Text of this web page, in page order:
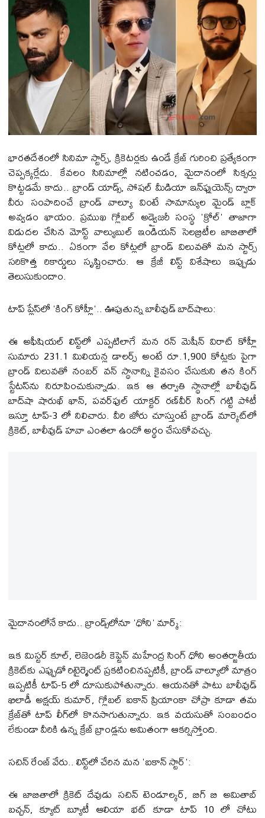
భారతదేశంలో సినిమా స్టార్స్, క్రికెటర్లకు ఉండే క్రేజ్ గురించి ప్రత్యేకంగా
చెప్పక్కర్లేదు. కేవలం సినిమాల్లో నటించడం, మైదానంలో సిక్సర్లు
కొట్టడమే కాదు.. బ్రాండ్ యాడ్స్, సోషల్ మీడియా ఇన్‌ఫ్లుయెన్స్ ద్వారా
వీరు సంపాదించే బ్రాండ్ వాల్యూ వింటే సామాన్యుల మైండ్ బ్లాక్
అవ్వడం ఖాయం. ప్రముఖ గ్లోబల్ అడ్వైజరీ సంస్థ 'క్రోల్' తాజాగా
విడుదల చేసిన మోస్ట్ వాల్యుబుల్ ఇండియన్ సెలబ్రిటీల జాబితాలో
కోట్లలో కాదు.. ఏకంగా వేల కోట్లలో బ్రాండ్ విలువతో మన స్టార్స్
సరికొత్త రికార్డులు సృష్టించారు. ఆ క్రేజీ లిస్ట్ విశేషాలు ఇప్పుడు
తెలుసుకుందాం.
టాప్ ప్లేస్‌లో 'కింగ్ కోహ్లీ'.. ఊపుతున్న బాలీవుడ్ బాద్‌షాలు:
ఈ అఫీషియల్ లిస్ట్‌లో ఎప్పటిలాగే మన రన్ మెషీన్ విరాట్ కోహ్లీ
సుమారు 231.1 మిలియన్ల డాలర్స్ అంటే రూ.1,900 కోట్లకు పైగా
బ్రాండ్ విలువతో నంబర్ వన్ స్థానాన్ని కైవసం చేసుకుని తన కింగ్
స్టేటస్‌ను నిరూపించుకున్నాడు. ఇక ఆ తర్వాతి స్థానాల్లో బాలీవుడ్
బాద్‌షా షారుఖ్ ఖాన్, పవర్‌ఫుల్ యాక్టర్ రణ్‌వీర్ సింగ్ గట్టి పోటీ
ఇస్తూ టాప్-3 లో నిలిచారు. వీరి జోరు చూస్తుంటే బ్రాండ్ మార్కెట్‌లో
క్రికెట్, బాలీవుడ్ హవా ఎంతలా ఉందో అర్థం చేసుకోవచ్చు.
మైదానంలోనే కాదు.. బ్రాండ్స్‌లోనూ 'ధోని' మార్క్:
ఇక మిస్టర్ కూల్, లెజెండరీ కెప్టెన్ మహేంద్ర సింగ్ ధోని అంతర్జాతీయ
క్రికెట్‌కు ఎప్పుడో రిటైర్మెంట్ ప్రకటించినప్పటికీ, బ్రాండ్ వాల్యూలో మాత్రం
ఇప్పటికీ టాప్-5 లో దూసుకుపోతున్నారు. ఆయనతో పాటు బాలీవుడ్
ఖిలాడీ అక్షయ్ కుమార్, గ్లోబల్ ఐకాన్ ప్రియాంకా చోప్రా కూడా తమ
క్రేజ్‌తో టాప్ లీగ్‌లో కొనసాగుతున్నారు. ఇక వయసుతో సంబంధం
లేకుండా వీరికి ఉన్న క్రేజ్ బ్రాండ్లను అమితంగా ఆకర్షిస్తోంది.
సచిన్ రేంజ్ వేరు.. లిస్ట్‌లో చేరిన మన 'ఐకాన్ స్టార్':
ఈ జాబితాలో క్రికెట్ దేవుడు సచిన్ టెండూల్కర్, బిగ్ బి అమితాబ్
బచ్చన్, క్యూట్ బ్యూటీ ఆలియా భట్ కూడా టాప్ 10 లో చోటు